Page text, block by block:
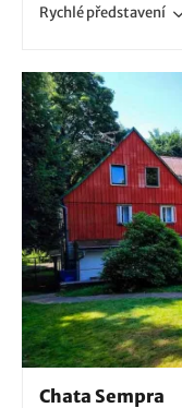
Rychlépředstavení
Chata Sempra